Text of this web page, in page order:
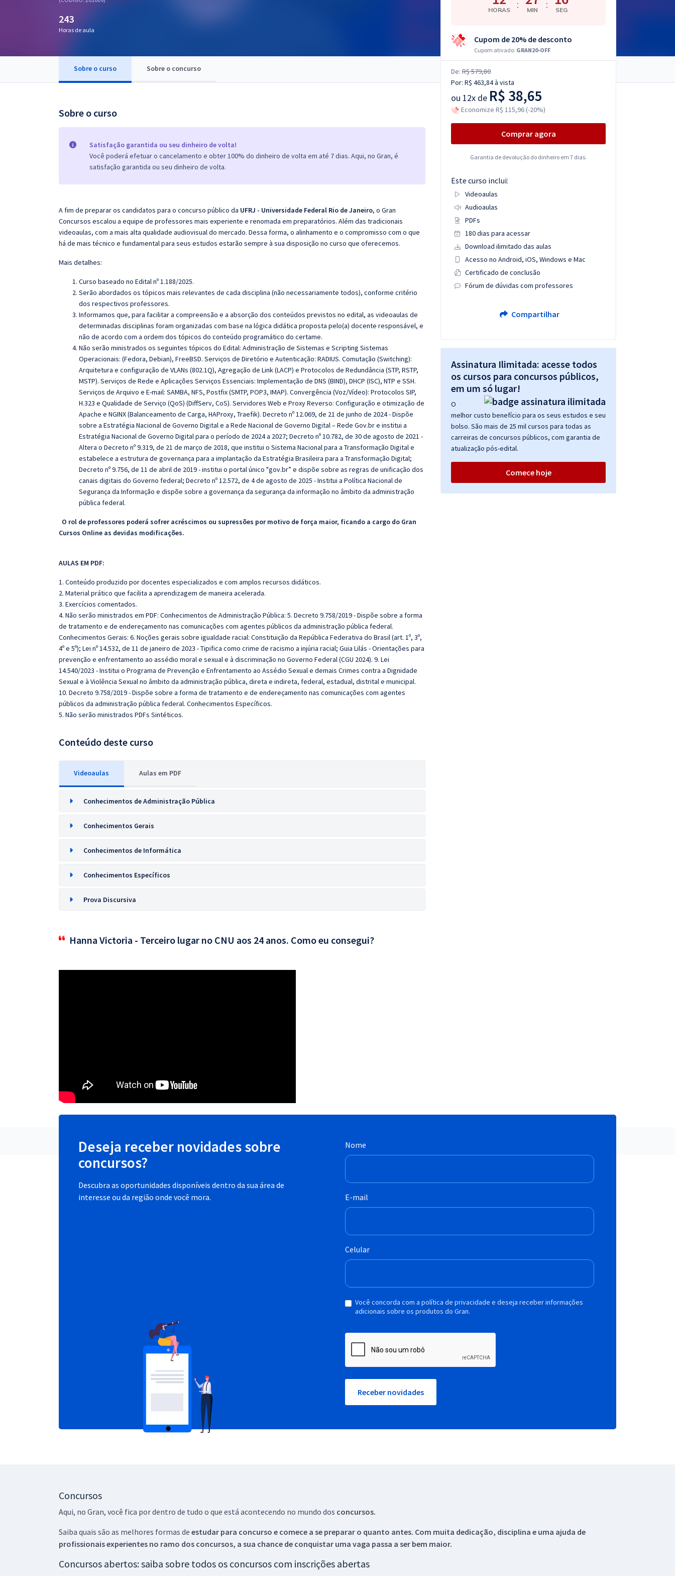
OAB
243
Horas de aula
Sobre o curso Sobre o concurso
Sobre o curso
Satisfação garantida ou seu dinheiro de volta!
Você poderá efetuar o cancelamento e obter 100% do dinheiro de volta em até 7 dias. Aqui, no Gran, é
satisfação garantida ou seu dinheiro de volta.
A fim de preparar os candidatos para o concurso público da UFRJ - Universidade Federal Rio de Janeiro, o Gran
Concursos escalou a equipe de professores mais experiente e renomada em preparatórios. Além das tradicionais
videoaulas, com a mais alta qualidade audiovisual do mercado. Dessa forma, o alinhamento e o compromisso com o que
há de mais técnico e fundamental para seus estudos estarão sempre à sua disposição no curso que oferecemos.
Mais detalhes:
Curso baseado no Edital nº 1.188/2025.
Serão abordados os tópicos mais relevantes de cada disciplina (não necessariamente todos), conforme critério
dos respectivos professores.
Informamos que, para facilitar a compreensão e a absorção dos conteúdos previstos no edital, as videoaulas de
determinadas disciplinas foram organizadas com base na lógica didática proposta pelo(a) docente responsável, e
não de acordo com a ordem dos tópicos do conteúdo programático do certame.
Não serão ministrados os seguintes tópicos do Edital: Administração de Sistemas e Scripting Sistemas
Operacionais: (Fedora, Debian), FreeBSD. Serviços de Diretório e Autenticação: RADIUS. Comutação (Switching):
Arquitetura e configuração de VLANs (802.1Q), Agregação de Link (LACP) e Protocolos de Redundância (STP, RSTP,
MSTP). Serviços de Rede e Aplicações Serviços Essenciais: Implementação de DNS (BIND), DHCP (ISC), NTP e SSH.
Serviços de Arquivo e E-mail: SAMBA, NFS, Postfix (SMTP, POP3, IMAP). Convergência (Voz/Vídeo): Protocolos SIP,
H.323 e Qualidade de Serviço (QoS) (DiffServ, CoS). Servidores Web e Proxy Reverso: Configuração e otimização de
Apache e NGINX (Balanceamento de Carga, HAProxy, Traefik). Decreto nº 12.069, de 21 de junho de 2024 - Dispõe
sobre a Estratégia Nacional de Governo Digital e a Rede Nacional de Governo Digital – Rede Gov.br e institui a
Estratégia Nacional de Governo Digital para o período de 2024 a 2027; Decreto nº 10.782, de 30 de agosto de 2021 -
Altera o Decreto nº 9.319, de 21 de março de 2018, que institui o Sistema Nacional para a Transformação Digital e
estabelece a estrutura de governança para a implantação da Estratégia Brasileira para a Transformação Digital;
Decreto nº 9.756, de 11 de abril de 2019 - institui o portal único "gov.br” e dispõe sobre as regras de unificação dos
canais digitais do Governo federal; Decreto nº 12.572, de 4 de agosto de 2025 - Institui a Política Nacional de
Segurança da Informação e dispõe sobre a governança da segurança da informação no âmbito da administração
pública federal.
O rol de professores poderá sofrer acréscimos ou supressões por motivo de força maior, ficando a cargo do Gran
Cursos Online as devidas modificações.
AULAS EM PDF:
1. Conteúdo produzido por docentes especializados e com amplos recursos didáticos.
2. Material prático que facilita a aprendizagem de maneira acelerada.
3. Exercícios comentados.
4. Não serão ministrados em PDF: Conhecimentos de Administração Pública: 5. Decreto 9.758/2019 - Dispõe sobre a forma
de tratamento e de endereçamento nas comunicações com agentes públicos da administração pública federal.
Conhecimentos Gerais: 6. Noções gerais sobre igualdade racial: Constituição da República Federativa do Brasil (art. 1º, 3º,
4º e 5º); Lei nº 14.532, de 11 de janeiro de 2023 - Tipifica como crime de racismo a injúria racial; Guia Lilás - Orientações para
prevenção e enfrentamento ao assédio moral e sexual e à discriminação no Governo Federal (CGU 2024). 9. Lei
14.540/2023 - Institui o Programa de Prevenção e Enfrentamento ao Assédio Sexual e demais Crimes contra a Dignidade
Sexual e à Violência Sexual no âmbito da administração pública, direta e indireta, federal, estadual, distrital e municipal.
10. Decreto 9.758/2019 - Dispõe sobre a forma de tratamento e de endereçamento nas comunicações com agentes
públicos da administração pública federal. Conhecimentos Específicos.
5. Não serão ministrados PDFs Sintéticos.
Conteúdo deste curso
Videoaulas Aulas em PDF
Conhecimentos de Administração Pública
Conhecimentos Gerais
Conhecimentos de Informática
Conhecimentos Específicos
Prova Discursiva
Hanna Victoria - Terceiro lugar no CNU aos 24 anos. Como eu consegui?
HORAS : MIN : SEG
Cupom de 20% de desconto
Cupom ativado: GRAN20-OFF
De: R$ 579,80
Por: R$ 463,84à vista
ou 12x de R$ 38,65
Economize R$ 115,96 (-20%)
Comprar agora
Garantia de devolução do dinheiro em 7 dias.
Este curso inclui:
Videoaulas
Audioaulas
PDFs
180 dias para acessar
Download ilimitado das aulas
Acesso no Android, iOS, Windows e Mac
Certificado de conclusão
Fórum de dúvidas com professores
Compartilhar
Assinatura Ilimitada: acesse todos
os cursos para concursos públicos,
em um só lugar!
O
melhor custo benefício para os seus estudos e seu
bolso. São mais de 25 mil cursos para todas as
carreiras de concursos públicos, com garantia de
atualização pós-edital.
Comece hoje
Deseja receber novidades sobre
concursos?
Descubra as oportunidades disponíveis dentro da sua área de
interesse ou da região onde você mora.
Nome
E-mail
Celular
Você concorda com a política de privacidade e deseja receber informações
adicionais sobre os produtos do Gran.
Receber novidades
Concursos
Aqui, no Gran, você fica por dentro de tudo o que está acontecendo no mundo dos concursos.
Saiba quais são as melhores formas de estudar para concurso e comece a se preparar o quanto antes. Com muita dedicação, disciplina e uma ajuda de
profissionais experientes no ramo dos concursos, a sua chance de conquistar uma vaga passa a ser bem maior.
Concursos abertos: saiba sobre todos os concursos com inscrições abertas